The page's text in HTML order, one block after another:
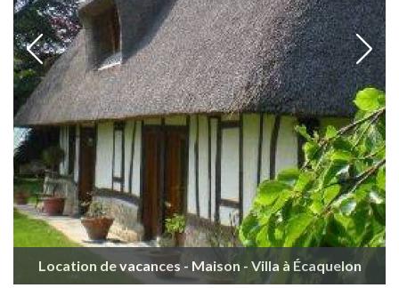
Location de vacances - Maison - Villa à Écaquelon